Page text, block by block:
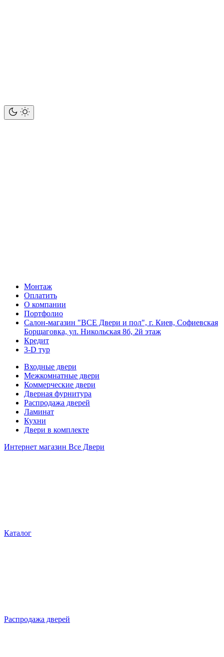
Монтаж
Оплатить
О компании
Портфолио
Салон-магазин "ВСЕ Двери и пол", г. Киев, Софиевская
Борщаговка, ул. Никольская 8б, 2й этаж
Кредит
3-D тур
Входные двери
Межкомнатные двери
Коммерческие двери
Дверная фурнитура
Распродажа дверей
Ламинат
Кухни
Двери в комплекте
Интернет магазин Все Двери
Каталог
Распродажа дверей